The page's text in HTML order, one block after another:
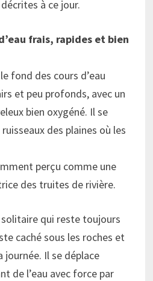
à ce jour.
frais, rapides et bien
fond des cours d’eau
et peu profonds, avec un
bien oxygéné. Il se
des plaines où les
perçu comme une
des truites de rivière.
solitaire qui reste toujours
caché sous les roches et
journée. Il se déplace
de l’eau avec force par